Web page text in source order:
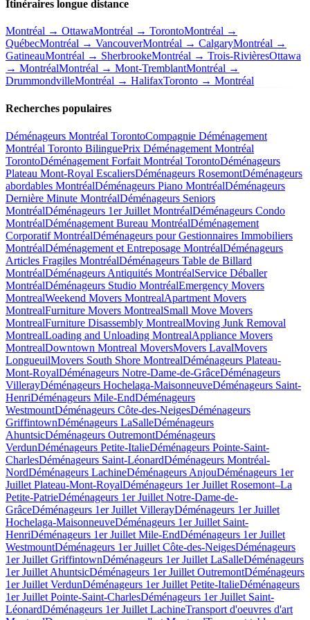
Itinéraires longue distance
Montréal → OttawaMontréal → TorontoMontréal →
QuébecMontréal → VancouverMontréal → CalgaryMontréal →
GatineauMontréal → SherbrookeMontréal → Trois-RivièresOttawa
→ MontréalMontréal → Mont-TremblantMontréal →
DrummondvilleMontréal → HalifaxToronto → Montréal
Recherches populaires
Déménageurs Montréal TorontoCompagnie Déménagement
Montréal Toronto BilinguePrix Déménagement Montréal
TorontoDéménagement Forfait Montréal TorontoDéménageurs
Plateau Mont-Royal EscaliersDéménageurs RosemontDéménageurs
abordables MontréalDéménageurs Piano MontréalDéménageurs
Dernière Minute MontréalDéménageurs Seniors
MontréalDéménageurs 1er Juillet MontréalDéménageurs Condo
MontréalDéménagement Bureau MontréalDéménagement
Corporatif MontréalDéménageurs pour Gestionnaires Immobiliers
MontréalDéménagement et Entreposage MontréalDéménageurs
Articles Fragiles MontréalDéménageurs Table de Billard
MontréalDéménageurs Antiquités MontréalService Déballer
MontréalDéménageurs Studio MontréalEmergency Movers
MontrealWeekend Movers MontrealApartment Movers
MontrealFurniture Movers MontrealSmall Move Movers
MontrealFurniture Disassembly MontrealMoving Junk Removal
MontrealLoading and Unloading MontrealAppliance Movers
MontrealDowntown Montreal MoversMovers LavalMovers
LongueuilMovers South Shore MontrealDéménageurs Plateau-
Mont-RoyalDéménageurs Notre-Dame-de-GrâceDéménageurs
VillerayDéménageurs Hochelaga-MaisonneuveDéménageurs Saint-
HenriDéménageurs Mile-EndDéménageurs
WestmountDéménageurs Côte-des-NeigesDéménageurs
GriffintownDéménageurs LaSalleDéménageurs
AhuntsicDéménageurs OutremontDéménageurs
VerdunDéménageurs Petite-ItalieDéménageurs Pointe-Saint-
CharlesDéménageurs Saint-LéonardDéménageurs Montréal-
NordDéménageurs LachineDéménageurs AnjouDéménageurs 1er
Juillet Plateau-Mont-RoyalDéménageurs 1er Juillet Rosemont–La
Petite-PatrieDéménageurs 1er Juillet Notre-Dame-de-
GrâceDéménageurs 1er Juillet VillerayDéménageurs 1er Juillet
Hochelaga-MaisonneuveDéménageurs 1er Juillet Saint-
HenriDéménageurs 1er Juillet Mile-EndDéménageurs 1er Juillet
WestmountDéménageurs 1er Juillet Côte-des-NeigesDéménageurs
1er Juillet GriffintownDéménageurs 1er Juillet LaSalleDéménageurs
1er Juillet AhuntsicDéménageurs 1er Juillet OutremontDéménageurs
1er Juillet VerdunDéménageurs 1er Juillet Petite-ItalieDéménageurs
1er Juillet Pointe-Saint-CharlesDéménageurs 1er Juillet Saint-
LéonardDéménageurs 1er Juillet LachineTransport d'oeuvres d'art